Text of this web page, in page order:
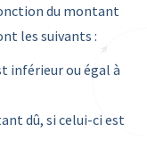
du montant
les suivants :
inférieur ou égal à
dû, si celui-ci est